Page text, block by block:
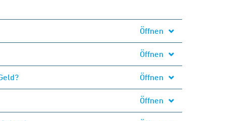
Öffnen
Öffnen
Öffnen
Öffnen